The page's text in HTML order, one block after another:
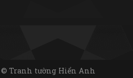
© Tranh tường Hiển Anh